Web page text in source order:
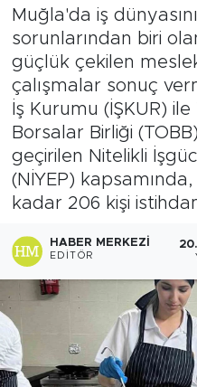
Muğla'da iş
sorunlarından biri
güçlük çekilen
çalışmalar sonuç
İş Kurumu (İŞKUR)
Borsalar Birliği
geçirilen Nitelikli
(NİYEP)
kadar 206 kişi
HABER MERKEZI
EDITÖR
Tüm Manşetler
Son Dakika
Haber Arşivi